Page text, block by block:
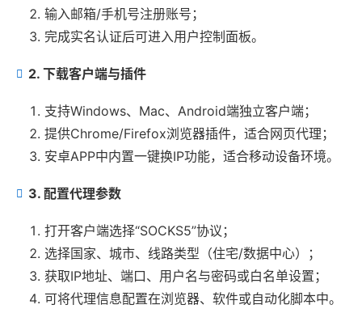
输入邮箱/手机号注册账号；
完成实名认证后可进入用户控制面板。
2. 下载客户端与插件
支持Windows、Mac、Android端独立客户端；
提供Chrome/Firefox浏览器插件，适合网页代理；
安卓APP中内置一键换IP功能，适合移动设备环境。
3. 配置代理参数
打开客户端选择“SOCKS5”协议；
选择国家、城市、线路类型（住宅/数据中心）；
获取IP地址、端口、用户名与密码或白名单设置；
可将代理信息配置在浏览器、软件或自动化脚本中。